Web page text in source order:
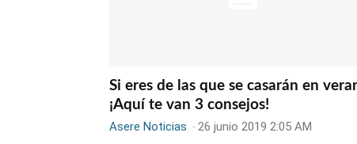
Si eres de las que se casarán en
¡Aquí te van 3 consejos!
Asere Noticias - 26 junio 2019 2:05 AM